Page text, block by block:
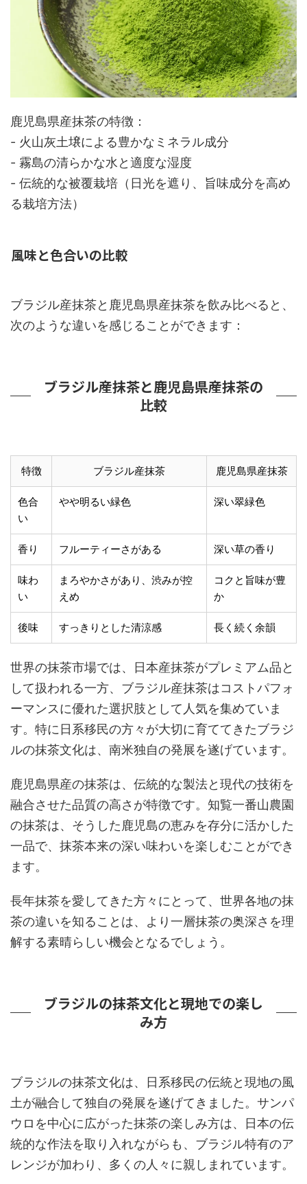
鹿児島県産抹茶の特徴：
- 火山灰土壌による豊かなミネラル成分
- 霧島の清らかな水と適度な湿度
- 伝統的な被覆栽培（日光を遮り、旨味成分を高め
る栽培方法）
風味と色合いの比較
ブラジル産抹茶と鹿児島県産抹茶を飲み比べると、
次のような違いを感じることができます：
ブラジル産抹茶と鹿児島県産抹茶の
比較
特徴 ブラジル産抹茶 鹿児島県産抹茶
色合
い
やや明るい緑色 深い翠緑色
香り フルーティーさがある 深い草の香り
味わ
い
まろやかさがあり、渋みが控
えめ
コクと旨味が豊
か
後味 すっきりとした清涼感 長く続く余韻
世界の抹茶市場では、日本産抹茶がプレミアム品と
して扱われる一方、ブラジル産抹茶はコストパフォ
ーマンスに優れた選択肢として人気を集めていま
す。特に日系移民の方々が大切に育ててきたブラジ
ルの抹茶文化は、南米独自の発展を遂げています。
鹿児島県産の抹茶は、伝統的な製法と現代の技術を
融合させた品質の高さが特徴です。知覧一番山農園
の抹茶は、そうした鹿児島の恵みを存分に活かした
一品で、抹茶本来の深い味わいを楽しむことができ
ます。
長年抹茶を愛してきた方々にとって、世界各地の抹
茶の違いを知ることは、より一層抹茶の奥深さを理
解する素晴らしい機会となるでしょう。
ブラジルの抹茶文化と現地での楽し
み方
ブラジルの抹茶文化は、日系移民の伝統と現地の風
土が融合して独自の発展を遂げてきました。サンパ
ウロを中心に広がった抹茶の楽しみ方は、日本の伝
統的な作法を取り入れながらも、ブラジル特有のア
レンジが加わり、多くの人々に親しまれています。